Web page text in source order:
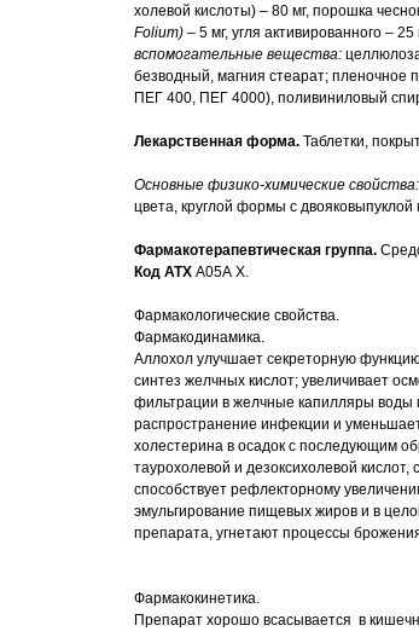
холевой кислоты) – 80 мг, порошка
Fоlium) – 5 мг, угля активированного – 25
вспомогательные вещества:
безводный, магния стеарат; пленочное
ПЕГ 400, ПЕГ 4000), поливиниловый
Лекарственная форма. Таблетки,
Основные физико-химические свойства:
цвета, круглой формы с
Фармакотерапевтическая группа.
Код АТХ А05А Х.
Фармакологические свойства.
Фармакодинамика.
Аллохол улучшает секреторную
синтез желчных кислот; увеличивает
фильтрации в желчные капилляры воды
распространение инфекции и
холестерина в осадок с последующим
таурохолевой и дезоксихолевой
способствует рефлекторному
эмульгирование пищевых жиров и в
препарата, угнетают процессы
Фармакокинетика.
Препарат хорошо всасывается в